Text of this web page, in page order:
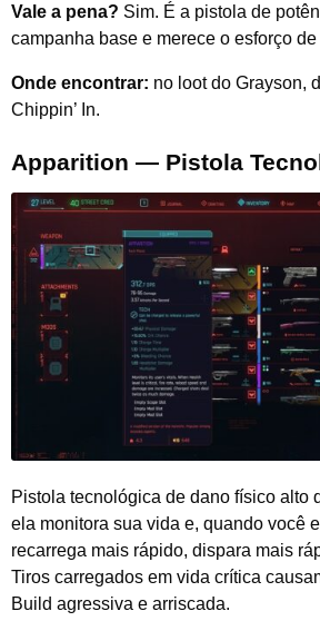
Vale a pena? Sim. É a pistola de
campanha base e merece o esforço de
Onde encontrar: no loot do Grayson,
Chippin’ In.
Apparition — Pistola
Pistola tecnológica de dano físico alto
ela monitora sua vida e, quando você
recarrega mais rápido, dispara mais
Tiros carregados em vida crítica
Build agressiva e arriscada.